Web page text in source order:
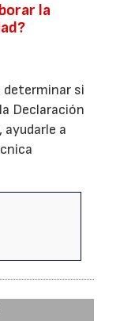
la
si
Declaración
ayudarle a